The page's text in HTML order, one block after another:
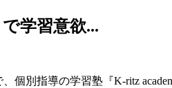
学習意欲...
個別指導の学習塾『K-ritz